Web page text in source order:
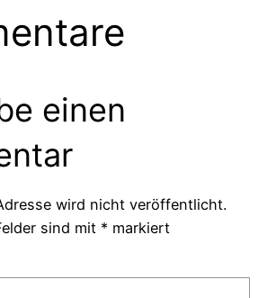
einen
wird nicht veröffentlicht.
sind mit * markiert